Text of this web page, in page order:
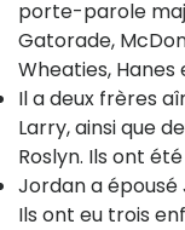
porte-parole
Gatorade,
Wheaties, Hanes
Il a deux frères
Larry, ainsi que
Roslyn. Ils ont
Jordan a épousé
Ils ont eu trois